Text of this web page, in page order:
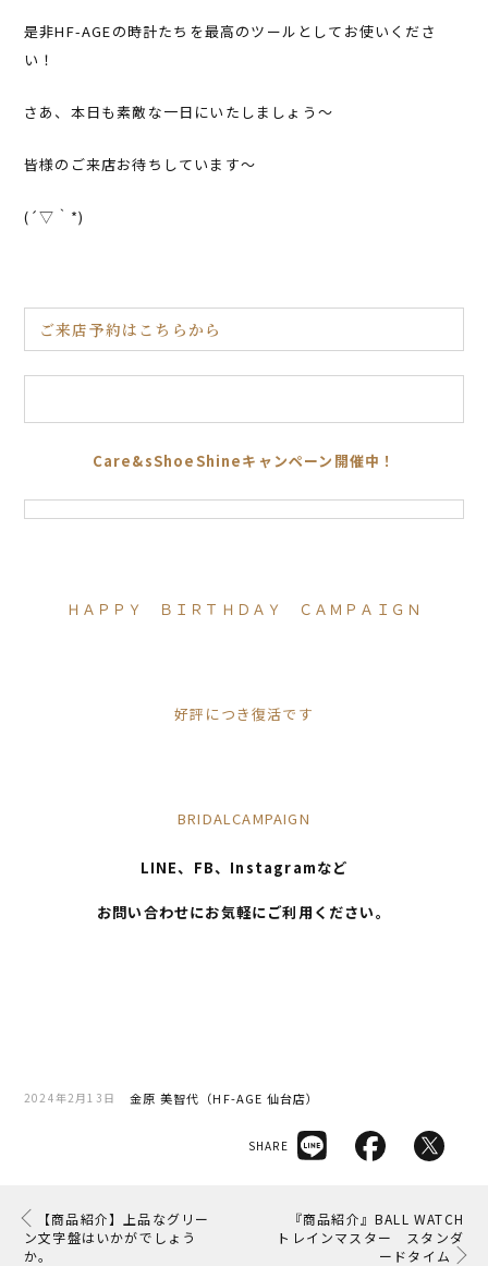
是非HF-AGEの時計たちを最高のツールとしてお使いくださ
い！
さあ、本日も素敵な一日にいたしましょう～
皆様のご来店お待ちしています～
(´▽｀*)
ご来店予約はこちらから
Care&sShoeShineキャンペーン開催中！
ＨＡＰＰＹ ＢＩＲＴＨＤＡＹ ＣＡＭＰＡＩＧＮ
好評につき復活です
BRIDALCAMPAIGN
LINE、FB、Instagramなど
お問い合わせにお気軽にご利用ください。
2024年2月13日 金原 美智代（HF-AGE 仙台店）
SHARE
【商品紹介】上品なグリー
ン文字盤はいかがでしょう
か。
『商品紹介』BALL WATCH
トレインマスター スタンダ
ードタイム